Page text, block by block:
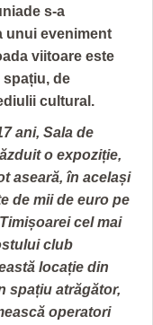
s-a
unui eveniment
viitoare este
de
cultural.
ani, Sala de
o expoziție,
aseară, în același
de mii de euro pe
cel mai
club
locație din
spațiu atrăgător,
operatori